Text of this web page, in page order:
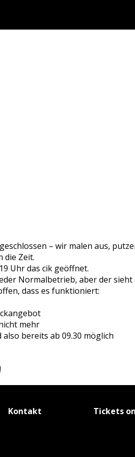
– wir malen aus,
die Zeit.
Uhr das cik geöffnet.
Normalbetrieb, aber der
dass es funktioniert:
mehr
bereits ab 09.30 möglich
Kontakt Tickets